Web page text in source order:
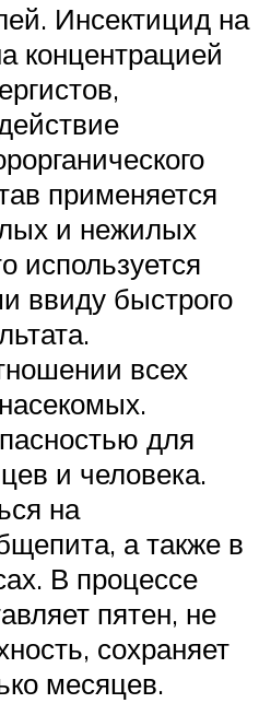
Инсектицид на
концентрацией
применяется
и нежилых
используется
ввиду быстрого
всех
для
и человека.
на
а также в
В процессе
пятен, не
сохраняет
месяцев.